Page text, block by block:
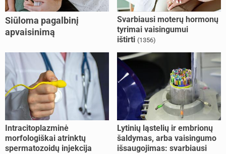
Siūloma pagalbinį
apvaisinimą
nesusituokusiems, ir
vienišoms moterims
(10)
Svarbiausi moterų hormonų
tyrimai vaisingumui
ištirti (1356)
Intracitoplazminė
morfologiškai atrinktų
spermatozoidų injekcija
Lytinių ląstelių ir embrionų
šaldymas, arba vaisingumo
išsaugojimas: svarbiausi